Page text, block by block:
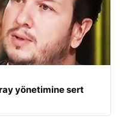
yönetimine sert